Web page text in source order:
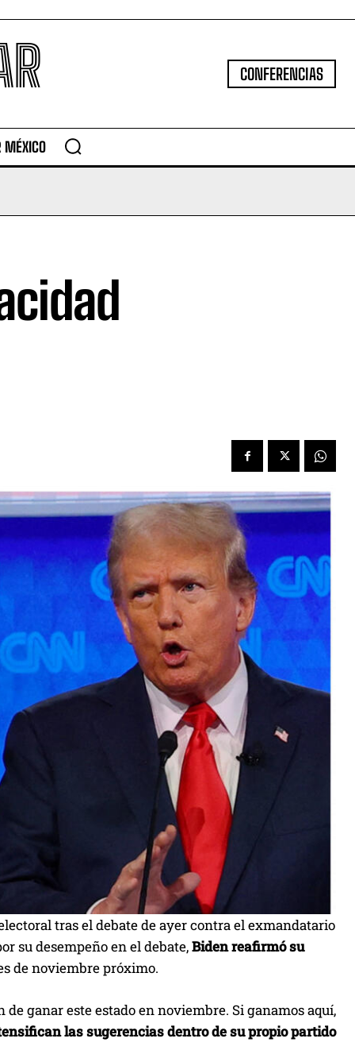
CONFERENCIAS
MÉXICO
tras el debate de ayer contra el exmandatario
su desempeño en el debate,Biden reafirmó su
de noviembre próximo.
ganar este estado en noviembre. Si ganamos aquí,
las sugerencias dentro de su propio partido